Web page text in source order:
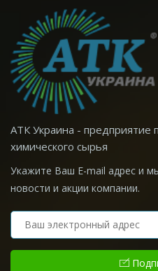
АТК Украина - предприятие
химического сырья
Укажите Ваш E-mail адрес и
новости и акции компании.